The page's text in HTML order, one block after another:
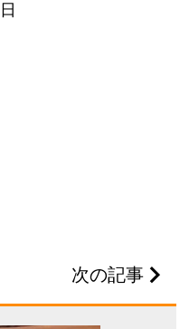
次の記事